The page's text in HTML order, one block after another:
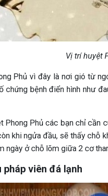
Vị trí huyệt
Phủ vì đây là nơi gió từ
bệnh điển hình như
Phong Phủ các bạn chỉ cần
khi ngửa đầu, sẽ thấy chỗ
ngày ở chỗ lõm giữa 2 cơ
viên đá lạnh